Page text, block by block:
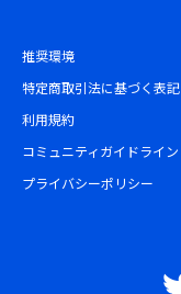
推奨環境
特定商取引法に基づく表記
利用規約
コミュニティガイドライン
プライバシーポリシー